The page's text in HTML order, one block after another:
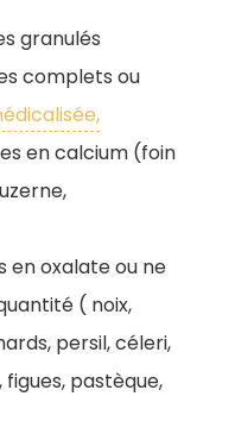
granulés
complets ou
en calcium (foin
en oxalate ou ne
( noix,
persil, céleri,
figues, pastèque,